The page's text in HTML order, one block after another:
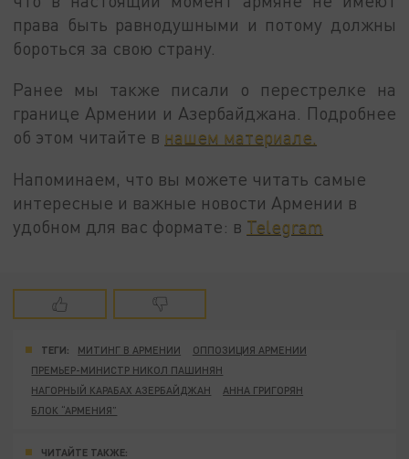
права быть равнодушными и потому должны
бороться за свою страну.
Ранее мы также писали о перестрелке на
границе Армении и Азербайджана. Подробнее
об этом читайте в нашем материале.
Напоминаем, что вы можете читать самые
интересные и важные новости Армении в
удобном для вас формате: в Telegram
ТЕГИ: МИТИНГ В АРМЕНИИ
ОППОЗИЦИЯ АРМЕНИИ
ПРЕМЬЕР-МИНИСТР НИКОЛ ПАШИНЯН
НАГОРНЫЙ КАРАБАХ АЗЕРБАЙДЖАН
АННА ГРИГОРЯН
БЛОК “АРМЕНИЯ”
ЧИТАЙТЕ ТАКЖЕ: